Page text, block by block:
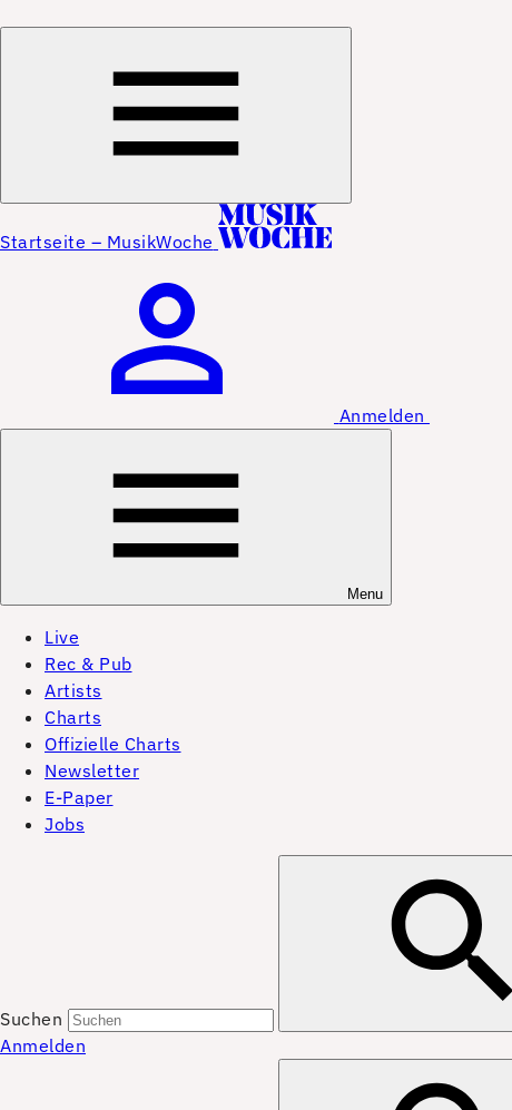
Startseite – MusikWoche
Anmelden
Menu
Live
Rec & Pub
Artists
Charts
Offizielle Charts
Newsletter
E-Paper
Jobs
Suchen
Anmelden